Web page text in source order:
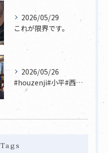
2026/05/29
これが限界です。
2026/05/26
#houzenji#小平#西東京市#東村山#立川市国分寺市寺...
Tags